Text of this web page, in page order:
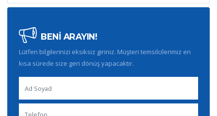
BENİ ARAYIN!
Lütfen bilgilerinizi eksiksiz giriniz. Müşteri temsilcilerimiz en
kısa sürede size geri dönüş yapacaktır.